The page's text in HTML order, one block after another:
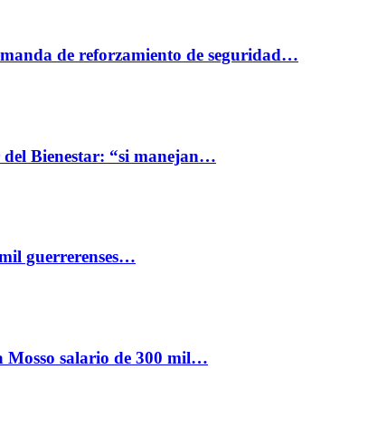
de reforzamiento de seguridad…
Bienestar: “si manejan…
guerrerenses…
Mosso salario de 300 mil…